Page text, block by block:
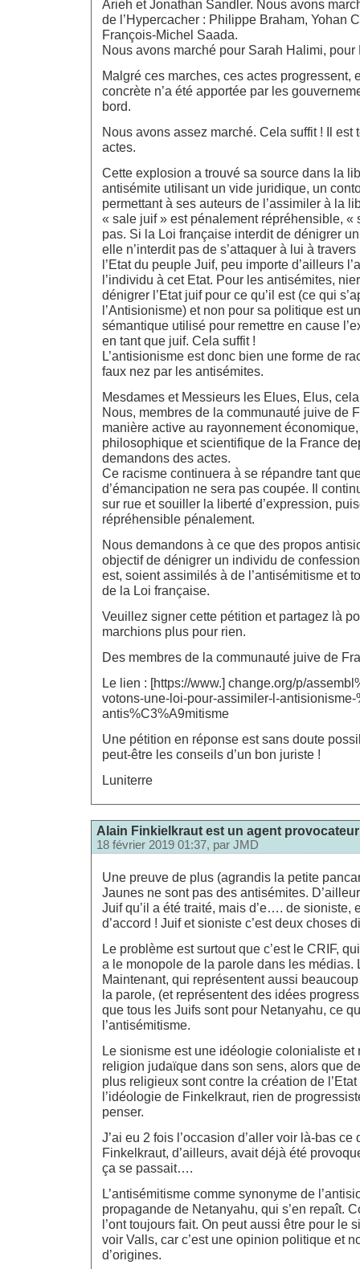
Arieh et Jonathan Sandler. Nous avons
de l’Hypercacher : Philippe Braham, Yohan
François-Michel Saada.
Nous avons marché pour Sarah Halimi,
Malgré ces marches, ces actes progressent,
concrète n’a été apportée par les
bord.
Nous avons assez marché. Cela suffit ! Il est
actes.
Cette explosion a trouvé sa source dans la
antisémite utilisant un vide juridique, un
permettant à ses auteurs de l’assimiler à la
« sale juif » est pénalement répréhensible, «
pas. Si la Loi française interdit de dénigrer
elle n’interdit pas de s’attaquer à lui à
l’Etat du peuple Juif, peu importe d’ailleurs
l’individu à cet Etat. Pour les antisémites,
dénigrer l’Etat juif pour ce qu’il est (ce qui
l’Antisionisme) et non pour sa politique est
sémantique utilisé pour remettre en cause
en tant que juif. Cela suffit !
L’antisionisme est donc bien une forme de
faux nez par les antisémites.
Mesdames et Messieurs les Elues, Elus,
Nous, membres de la communauté juive de
manière active au rayonnement
philosophique et scientifique de la France
demandons des actes.
Ce racisme continuera à se répandre tant
d’émancipation ne sera pas coupée. Il
sur rue et souiller la liberté d’expression,
répréhensible pénalement.
Nous demandons à ce que des propos
objectif de dénigrer un individu de
est, soient assimilés à de l’antisémitisme et
de la Loi française.
Veuillez signer cette pétition et partagez là
marchions plus pour rien.
Des membres de la communauté juive de
Le lien : [https://www.] change.org/p/
votons-une-loi-pour-assimiler-l-
antis%C3%A9mitisme
Une pétition en réponse est sans doute
peut-être les conseils d’un bon juriste !
Luniterre
Alain Finkielkraut est un agent
18 février 2019 01:37, par JMD
Une preuve de plus (agrandis la petite
Jaunes ne sont pas des antisémites.
Juif qu’il a été traité, mais d’e…. de sioniste,
d’accord ! Juif et sioniste c’est deux choses
Le problème est surtout que c’est le CRIF,
a le monopole de la parole dans les médias.
Maintenant, qui représentent aussi
la parole, (et représentent des idées
que tous les Juifs sont pour Netanyahu, ce
l’antisémitisme.
Le sionisme est une idéologie colonialiste et
religion judaïque dans son sens, alors que
plus religieux sont contre la création de l’Etat
l’idéologie de Finkelkraut, rien de
penser.
J’ai eu 2 fois l’occasion d’aller voir là-bas
Finkelkraut, d’ailleurs, avait déjà été
ça se passait….
L’antisémitisme comme synonyme de
propagande de Netanyahu, qui s’en repaît.
l’ont toujours fait. On peut aussi être pour le
voir Valls, car c’est une opinion politique et
d’origines.